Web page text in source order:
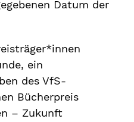
Datum der
ein
des VfS-
Bücherpreis
– Zukunft